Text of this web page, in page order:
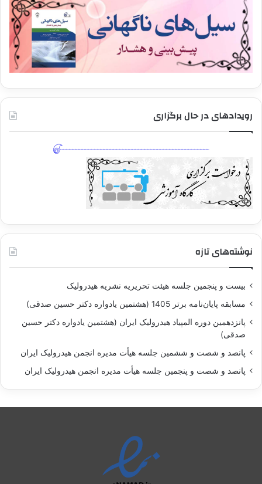
رویدادهای در حال برگزاری
نوشته‌های تازه
بيست و پنجمين جلسه هيئت تحريريه نشريه هيدروليک
مسابقه پايان‌نامه برتر 1405 (هشتمين يادواره دکتر حسين صدقی)
پانزدهمين دوره المپياد هيدروليک ايران (هشتمين يادواره دکتر حسين
صدقی)
پانصد و شصت و ششمين جلسه هيأت مديره انجمن هيدروليک ايران
پانصد و شصت و پنجمين جلسه هيأت مديره انجمن هيدروليک ايران